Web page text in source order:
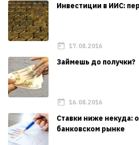
Инвестиции в ИИС:
17.08.2016
Займешь до получки?
16.08.2016
Ставки ниже некуда:
банковском рынке